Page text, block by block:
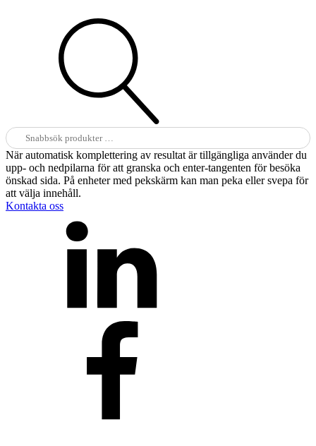
Sök
efter:
När automatisk komplettering av resultat är tillgängliga använder du
upp- och nedpilarna för att granska och enter-tangenten för besöka
önskad sida. På enheter med pekskärm kan man peka eller svepa för
att välja innehåll.
Kontakta oss